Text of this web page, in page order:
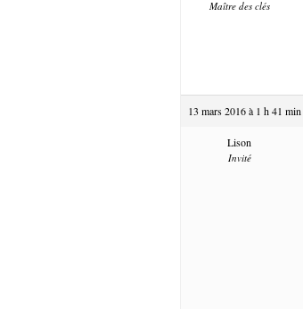
Maître des clés
13 mars 2016 à 1 h 41 min
Lison
Invité